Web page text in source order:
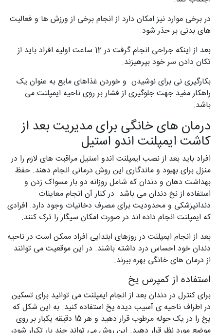
در برخی موارد نیز امکان دارد از انجام برخی از ورزش ها و فعالیت
های بدنی بر حذر شود.
بعد از اینکه جراحی انجام گرفت در 12 ساعت اولیه افراد باید از
تکان دادن سر خود بپرهیزند.
بکارگیری نی برای نوشیدن و خوردن غذاهای مایع به عنوان یک
راهکار مفید جهت جلوگیری از فشار بر روی ناحیه ایمپلنت می
باشد.
درمان های خانگی برای مدیریت بعد از
کاشت ایمپلنت اندو استیل
افراد باید بعد از نصب ایمپلنت اندو استیل مراقبت های لازم را در
منزل برای بهبود و ماندگاری این روش درمانی انجام دهند. حفظ
بهداشت دهان و دندان که شامل روزانه دو بار مسواک زدن و
استفاده از نخ دندان می باشد. در کنار آن انجام معاینات
دندانپزشکی و محدودیت برای مصرف دخانیات وجود دارد. افرادی
که ایمپلنت انجام داده اند در صورت امکان سیگار را ترک کنند.
بعد از انجام ایمپلنت در روزهای ابتدایی افراد ممکن است در ناحیه
دندان خود احساس درد داشته باشند. در این موقعیت می توانند
از درمان های خانگی بهره ببرند.
استفاده از کمپرس یخ
برای کنترل در دندان بعد از انجام ایمپلنت می توانید برای تسکین
در اطراف ناحیه ی آسیب دیده یخ استفاده کنید. به این شکل که
یخ را در یک حوله مرطوب قرار دهید و هر 15 دقیقه یکبار بر روی